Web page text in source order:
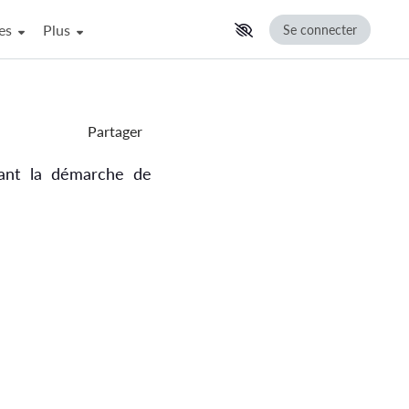
Afficher la suite du menu
Plus Se connecter
Partager
la démarche de
filmés.